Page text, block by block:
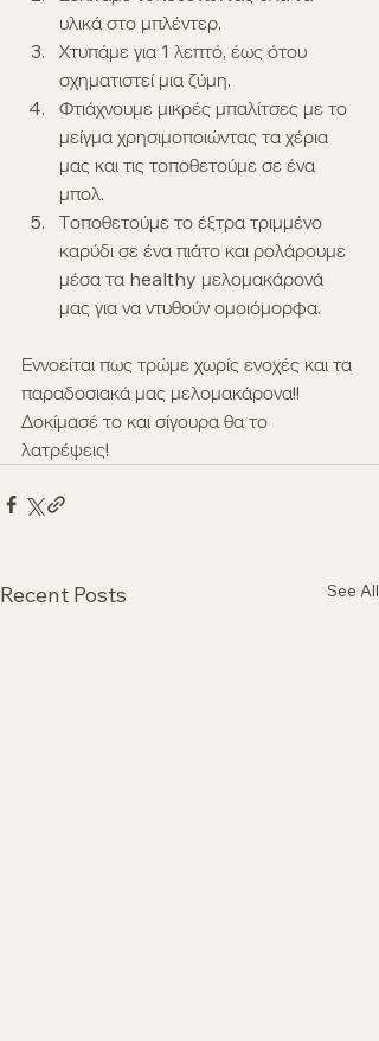
υλικά στο μπλέντερ.
Χτυπάμε για 1 λεπτό, έως ότου
σχηματιστεί μια ζύμη.
Φτιάχνουμε μικρές μπαλίτσες με το
μείγμα χρησιμοποιώντας τα χέρια
μας και τις τοποθετούμε σε ένα
μπολ.
Τοποθετούμε το έξτρα τριμμένο
καρύδι σε ένα πιάτο και ρολάρουμε
μέσα τα healthy μελομακάρονά
μας για να ντυθούν ομοιόμορφα.
Εννοείται πως τρώμε χωρίς ενοχές και τα
παραδοσιακά μας μελομακάρονα!!
Δοκίμασέ το και σίγουρα θα το
λατρέψεις!
Recent Posts See All